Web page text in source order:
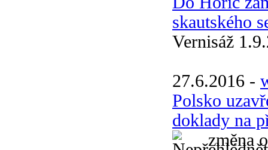
skautského
Vernisáž
27.6.2016 -
Polsko
doklady na
změna